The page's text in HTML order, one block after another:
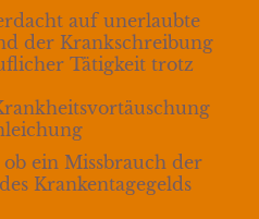
auf unerlaubte
der Krankschreibung
Tätigkeit trotz
ob ein Missbrauch der
Krankentagegelds